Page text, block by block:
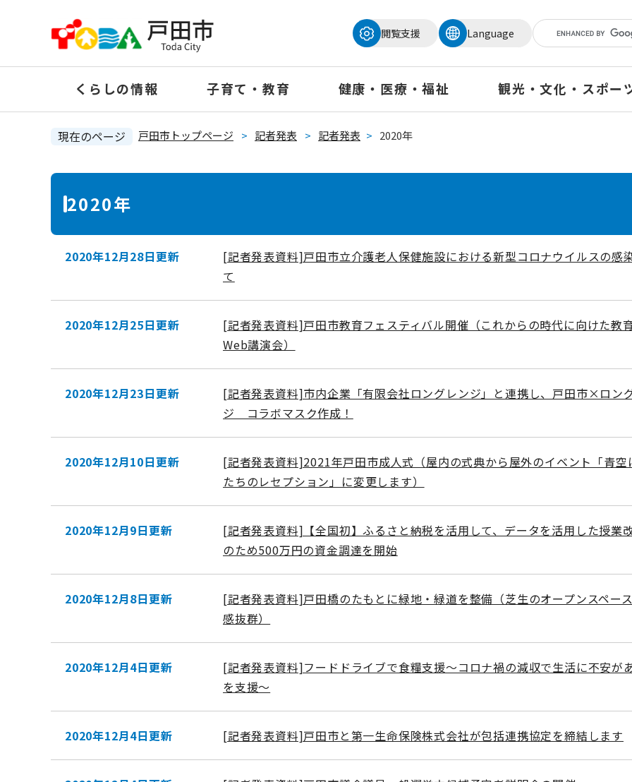
の
頭
閲覧支援
Language
くらしの情報 子育て・教育 健康・医療・福祉 観光・文化・スポー
現在のページ 戸田市トップページ > 記者発表 > 記者発表 > 2020年
本
2020年
2020年12月28日更新
[記者発表資料]戸田市立介護老人保健施設における新型コロナウイルスの感
て
2020年12月25日更新
[記者発表資料]戸田市教育フェスティバル開催（これからの時代に向けた教
Web講演会）
2020年12月23日更新
[記者発表資料]市内企業「有限会社ロングレンジ」と連携し、戸田市×ロン
ジ コラボマスク作成！
2020年12月10日更新
[記者発表資料]2021年戸田市成人式（屋内の式典から屋外のイベント「青空
たちのレセプション」に変更します）
2020年12月9日更新
[記者発表資料]【全国初】ふるさと納税を活用して、データを活用した授業
のため500万円の資金調達を開始
2020年12月8日更新
[記者発表資料]戸田橋のたもとに緑地・緑道を整備（芝生のオープンスペー
感抜群）
2020年12月4日更新
[記者発表資料]フードドライブで食糧支援～コロナ禍の減収で生活に不安が
を支援～
2020年12月4日更新 [記者発表資料]戸田市と第一生命保険株式会社が包括連携協定を締結します